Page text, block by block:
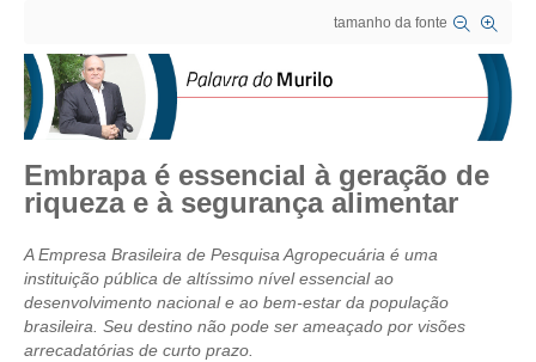
GALERIA EX-PRESIDENTES
ORGANOGRAMA
CRESCE BRASIL
HISTÓRICO E ATUAÇÃO
COMPOSIÇÃO
tamanho da fonte
Embrapa é essencial à geração de
riqueza e à segurança alimentar
A Empresa Brasileira de Pesquisa Agropecuária é uma
instituição pública de altíssimo nível essencial ao
desenvolvimento nacional e ao bem-estar da população
brasileira. Seu destino não pode ser ameaçado por visões
arrecadatórias de curto prazo.